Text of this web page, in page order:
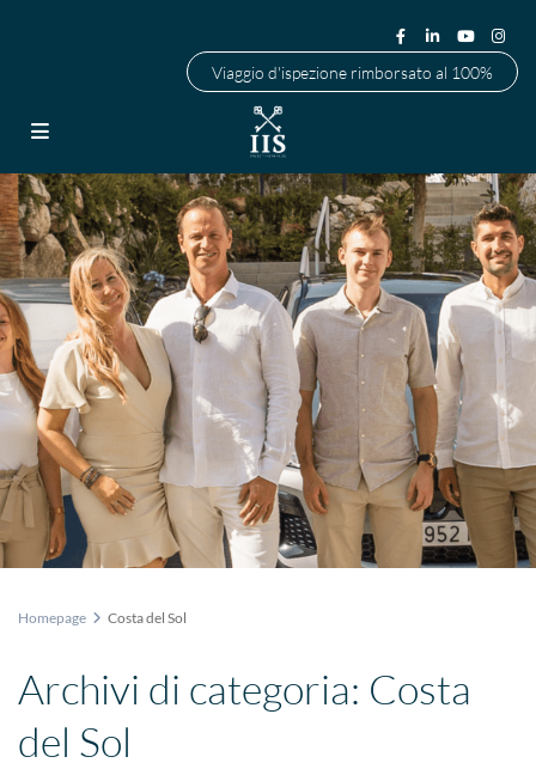
Viaggio d'ispezione rimborsato al 100%
Homepage Costa del Sol
Archivi di categoria: Costa
del Sol